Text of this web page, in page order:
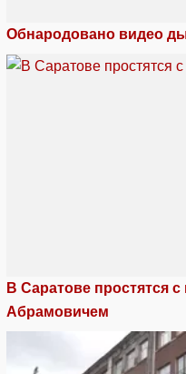
Обнародовано видео
В Саратове простятся
Абрамовичем